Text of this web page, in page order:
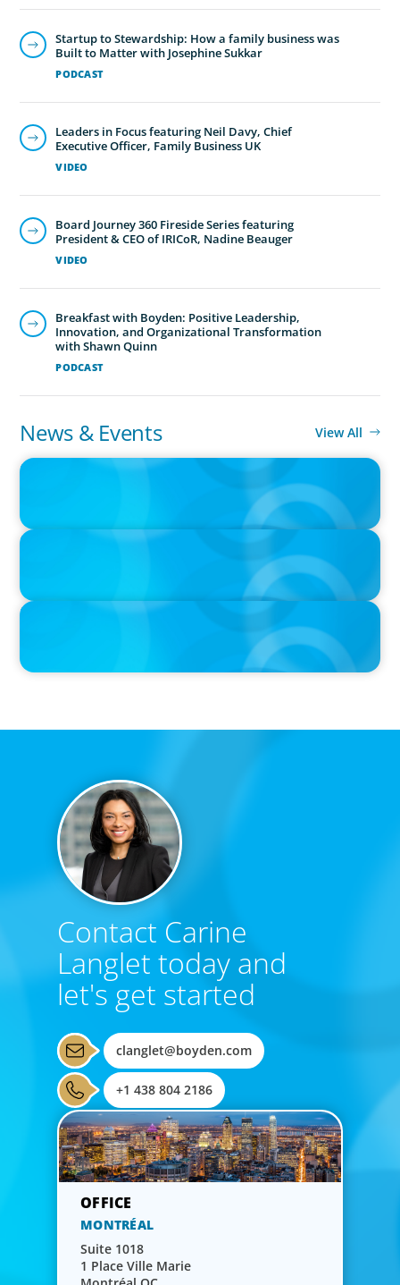
PODCAST
Startup to Stewardship: How a family business was
Built to Matter with Josephine Sukkar
VIDEO
Leaders in Focus featuring Neil Davy, Chief
Executive Officer, Family Business UK
VIDEO
Board Journey 360 Fireside Series featuring
President & CEO of IRICoR, Nadine Beauger
PODCAST
Breakfast with Boyden: Positive Leadership,
Innovation, and Organizational Transformation
with Shawn Quinn
News & Events View All
IN THE MEDIA
The $400,000 Chief of Staff Is the CEO’s Secret Weapon in the AI
IN THE MEDIA
Activists Are Coming for CEOs, Boards on Succession Planning
IN THE MEDIA
CFO-to-CEO pipeline will likely taper on economic upswing:
Contact Carine
Langlet today and
let's get started
clanglet@boyden.com
+1 438 804 2186
MONTRÉAL
Suite 1018
1 Place Ville Marie